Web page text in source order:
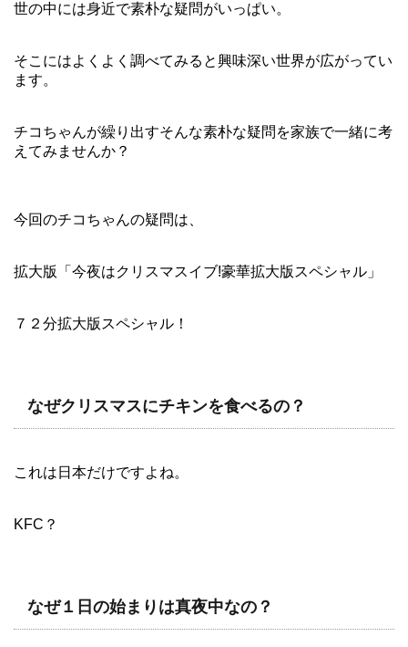
世の中には身近で素朴な疑問がいっぱい。
そこにはよくよく調べてみると興味深い世界が広がってい
ます。
チコちゃんが繰り出すそんな素朴な疑問を家族で一緒に考
えてみませんか？
今回のチコちゃんの疑問は、
拡大版「今夜はクリスマスイブ!豪華拡大版スペシャル」
７２分拡大版スペシャル！
なぜクリスマスにチキンを食べるの？
これは日本だけですよね。
KFC？
なぜ１日の始まりは真夜中なの？